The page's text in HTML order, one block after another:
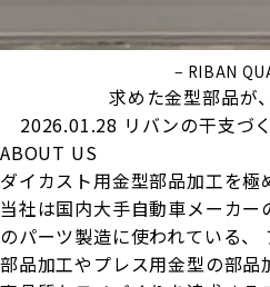
− RIBAN
求めた金型部品が
2026.01.28 リバンの干支づ
ABOUT US
ダイカスト用金型部品加工を極
当社は国内大手自動車メーカー
のパーツ製造に使われている、
部品加工やプレス用金型の部品